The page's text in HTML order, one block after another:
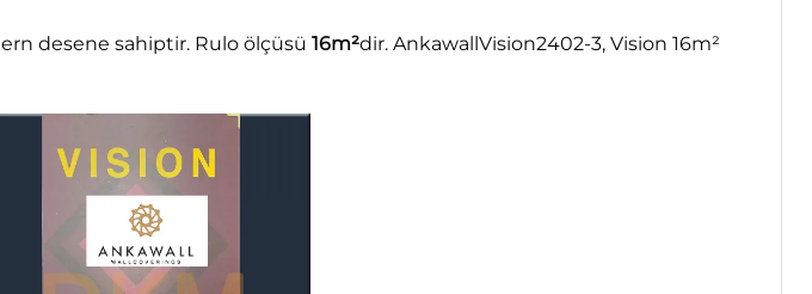
desene sahiptir. Rulo ölçüsü 16m²dir. AnkawallVision2402-3, Vision 16m²